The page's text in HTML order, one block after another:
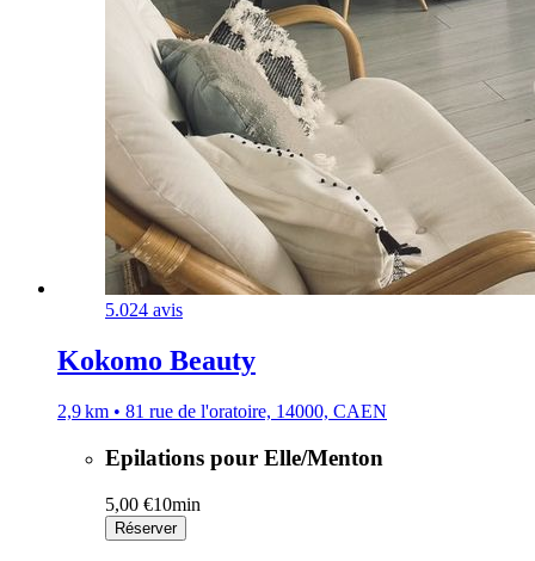
5.024 avis
Kokomo Beauty
2,9 km • 81 rue de l'oratoire, 14000, CAEN
Epilations pour Elle/Menton
5,00 €10min
Réserver